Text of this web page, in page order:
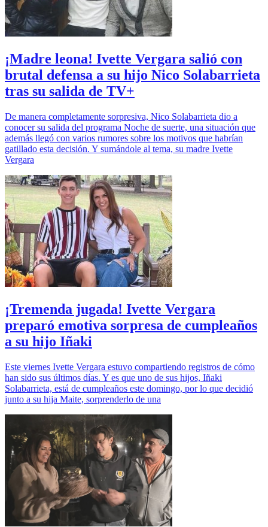
¡Madre leona! Ivette Vergara salió con
brutal defensa a su hijo Nico Solabarrieta
tras su salida de TV+
De manera completamente sorpresiva, Nico Solabarrieta dio a
conocer su salida del programa Noche de suerte, una situación que
además llegó con varios rumores sobre los motivos que habrían
gatillado esta decisión. Y sumándole al tema, su madre Ivette
Vergara
¡Tremenda jugada! Ivette Vergara
preparó emotiva sorpresa de cumpleaños
a su hijo Iñaki
Este viernes Ivette Vergara estuvo compartiendo registros de cómo
han sido sus últimos días. Y es que uno de sus hijos, Iñaki
Solabarrieta, está de cumpleaños este domingo, por lo que decidió
junto a su hija Maite, sorprenderlo de una